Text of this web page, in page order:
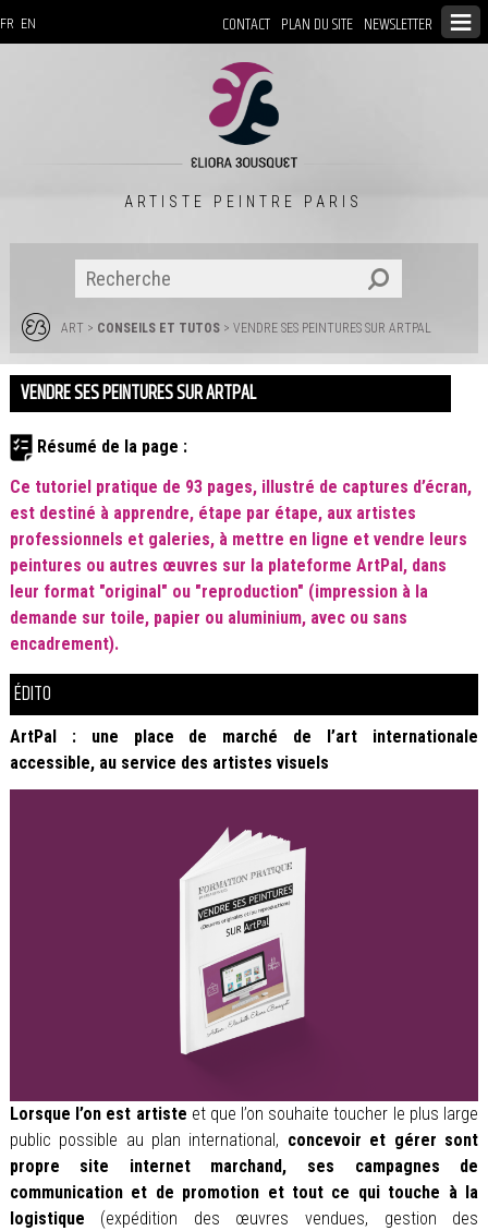
CONTACT PLAN DU SITE NEWSLETTER
FR EN
ARTISTE PEINTRE PARIS
ART> CONSEILS ET TUTOS> VENDRE SES PEINTURES SUR ARTPAL
VENDRE SES PEINTURES SUR ARTPAL
Résumé de la page :
Ce tutoriel pratique de 93 pages, illustré de captures d’écran,
est destiné à apprendre, étape par étape, aux artistes
professionnels et galeries, à mettre en ligne et vendre leurs
peintures ou autres œuvres sur la plateforme ArtPal, dans
leur format "original" ou "reproduction" (impression à la
demande sur toile, papier ou aluminium, avec ou sans
encadrement).
ÉDITO
ArtPal : une place de marché de l’art internationale
accessible, au service des artistes visuels
Lorsque l’on est artiste et que l’on souhaite toucher le plus large
public possible au plan international, concevoir et gérer sont
propre site internet marchand, ses campagnes de
communication et de promotion et tout ce qui touche à la
logistique (expédition des œuvres vendues, gestion des